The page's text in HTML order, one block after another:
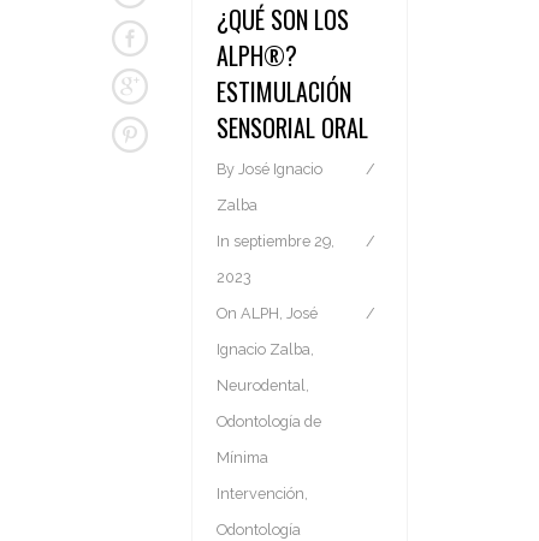
¿QUÉ SON LOS
ALPH®?
ESTIMULACIÓN
SENSORIAL ORAL
By José Ignacio
Zalba
In septiembre 29,
2023
On ALPH, José
Ignacio Zalba,
Neurodental,
Odontología de
Mínima
Intervención,
Odontología